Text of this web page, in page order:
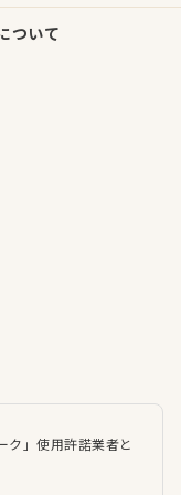
ついて
ク」使用許諾業者と